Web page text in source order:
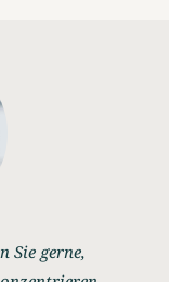
Sie gerne,